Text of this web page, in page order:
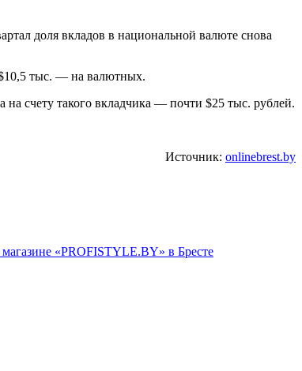
доля вкладов в национальной валюте снова
тыс. — на валютных.
счету такого вкладчика — почти $25 тыс. рублей.
Источник: onlinebrest.by
«PROFISTYLE.BY» в Бресте